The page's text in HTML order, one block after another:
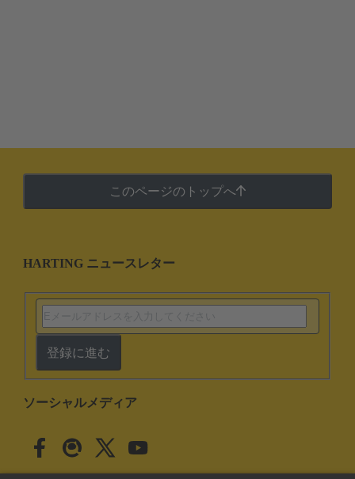
このページのトップへ
HARTING ニュースレター
登録に進む
ソーシャルメディア